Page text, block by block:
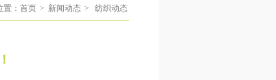
： 首页 > 新闻动态 > 纺织动态